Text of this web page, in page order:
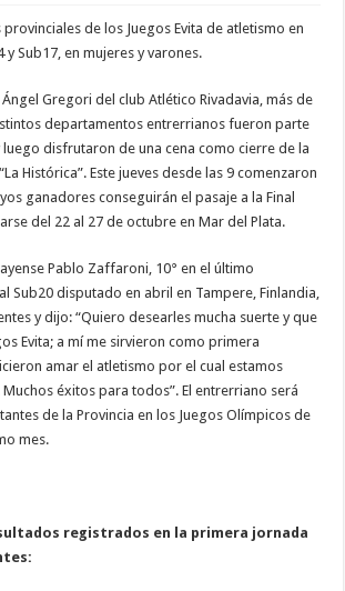
de los Juegos Evita de atletismo en
y Sub17, en mujeres y varones.
Gregori del club Atlético Rivadavia, más de
departamentos entrerrianos fueron parte
disfrutaron de una cena como cierre de la
Histórica”. Este jueves desde las 9 comenzaron
ganadores conseguirán el pasaje a la Final
del 22 al 27 de octubre en Mar del Plata.
Pablo Zaffaroni, 10° en el último
Sub20 disputado en abril en Tampere, Finlandia,
y dijo: “Quiero desearles mucha suerte y que
Evita; a mí me sirvieron como primera
amar el atletismo por el cual estamos
éxitos para todos”. El entrerriano será
de la Provincia en los Juegos Olímpicos de
mes.
registrados en la primera jornada